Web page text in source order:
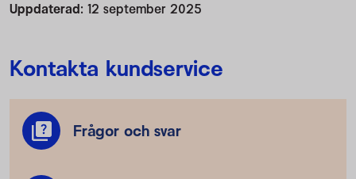
Uppdaterad: 12 september 2025
Kontakta kundservice
Frågor och svar